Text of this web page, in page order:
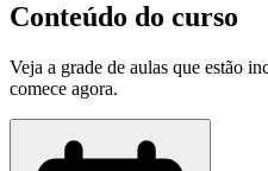
Conteúdo do curso
Veja a grade de aulas que estão
comece agora.